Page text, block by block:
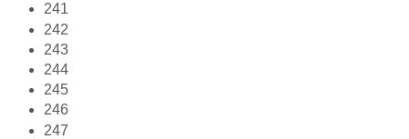
241
242
243
244
245
246
247